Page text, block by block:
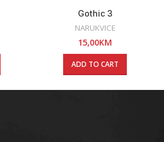
Gothic 3
NARUKVICE
15,00KM
ADD TO CART